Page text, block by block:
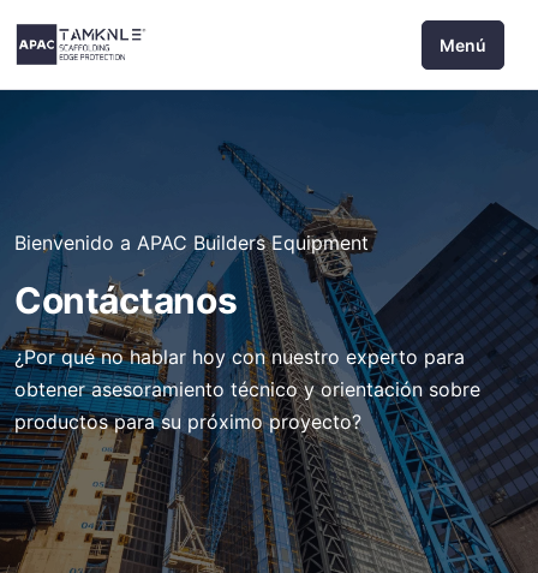
Menú
Bienvenido a APAC Builders Equipment
Contáctanos
¿Por qué no hablar hoy con nuestro experto para
obtener asesoramiento técnico y orientación sobre
productos para su próximo proyecto?